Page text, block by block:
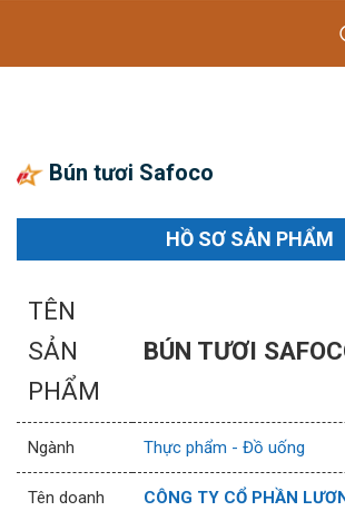
Bún tươi Safoco
HỒ SƠ SẢN PHẨM
TÊN
SẢN
PHẨM
BÚN TƯƠI
Ngành Thực phẩm - Đồ uống
Tên doanh
CÔNG TY CỔ PHẦN